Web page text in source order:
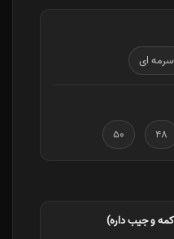
سرمه ای
۴۸ ۵۰